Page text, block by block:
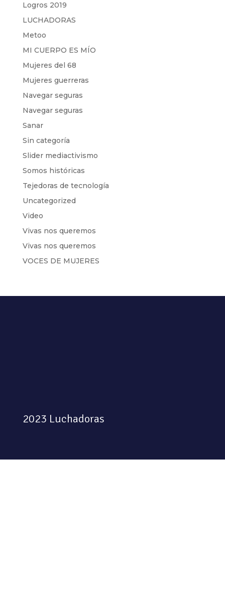
Logros 2019
LUCHADORAS
Metoo
MI CUERPO ES MÍO
Mujeres del 68
Mujeres guerreras
Navegar seguras
Navegar seguras
Sanar
Sin categoría
Slider mediactivismo
Somos históricas
Tejedoras de tecnología
Uncategorized
Video
Vivas nos queremos
Vivas nos queremos
VOCES DE MUJERES
2023 Luchadoras